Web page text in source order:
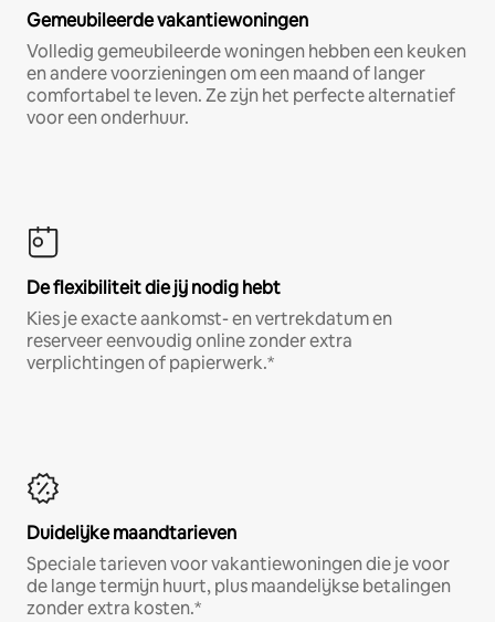
Gemeubileerde vakantiewoningen
Volledig gemeubileerde woningen hebben een keuken
en andere voorzieningen om een maand of langer
comfortabel te leven. Ze zijn het perfecte alternatief
voor een onderhuur.
De flexibiliteit die jij nodig hebt
Kies je exacte aankomst- en vertrekdatum en
reserveer eenvoudig online zonder extra
verplichtingen of papierwerk.*
Duidelijke maandtarieven
Speciale tarieven voor vakantiewoningen die je voor
de lange termijn huurt, plus maandelijkse betalingen
zonder extra kosten.*